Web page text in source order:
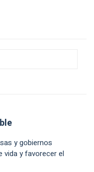
y gobiernos
vida y favorecer el